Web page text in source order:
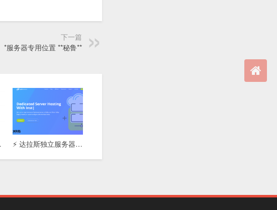
下一篇
*服务器专用位置 **秘鲁**
性能怪兽！ ⚡ 达拉斯独立服务器 | 10Gbps超高带宽 | 快速交付 | 月付$74起